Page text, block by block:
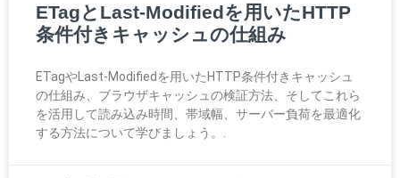
ETagとLast-Modifiedを用いたHTTP
条件付きキャッシュの仕組み
ETagやLast-Modifiedを用いたHTTP条件付きキャッシュ
の仕組み、ブラウザキャッシュの検証方法、そしてこれら
を活用して読み込み時間、帯域幅、サーバー負荷を最適化
する方法について学びましょう。.